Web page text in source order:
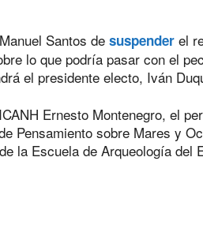
Santos de suspenderel
lo que podría pasar con el
el presidente electo, Iván
Ernesto Montenegro, el
Pensamiento sobre Mares y
la Escuela de Arqueología del